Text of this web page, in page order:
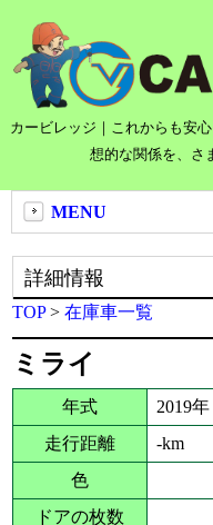
カービレッジ｜これからも安
想的な関係を、さ
MENU
詳細情報
TOP>在庫車一覧
ミライ
年式
2019年
走行距離
-km
色
ドアの枚数